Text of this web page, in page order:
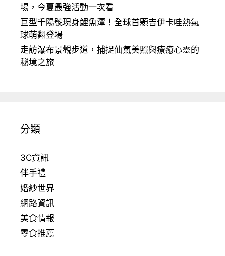
場，今夏最強活動一次看
巨型千陽號現身鯉魚潭！全球首顆吉伊卡哇熱氣
球萌翻登場
走訪瀑布景觀步道，捕捉仙氣美照與療癒心靈的
秘境之旅
分類
3C資訊
伴手禮
婚紗世界
網路資訊
美食情報
零食推薦